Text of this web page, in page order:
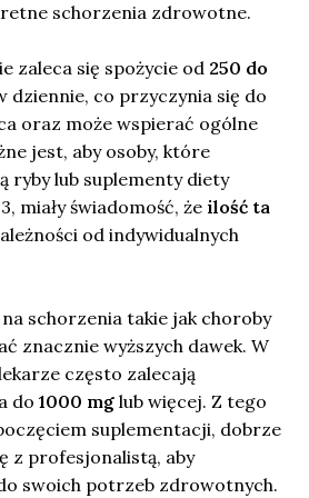
schorzenia zdrowotne.
zaleca się spożycie od 250 do
dziennie, co przyczynia się do
oraz może wspierać ogólne
jest, aby osoby, które
ryby lub suplementy diety
miały świadomość, że ilość ta
od indywidualnych
schorzenia takie jak choroby
znacznie wyższych dawek. W
często zalecają
do1000 mg lub więcej. Z tego
suplementacji, dobrze
z profesjonalistą, aby
swoich potrzeb zdrowotnych.